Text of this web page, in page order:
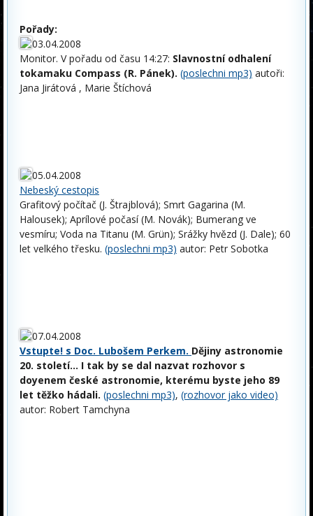
Pořady:
03.04.2008
Monitor. V pořadu od času 14:27: Slavnostní odhalení
tokamaku Compass (R. Pánek). (poslechni mp3) autoři:
Jana Jirátová , Marie Štíchová
05.04.2008
Nebeský cestopis
Grafitový počítač (J. Štrajblová); Smrt Gagarina (M.
Halousek); Aprílové počasí (M. Novák); Bumerang ve
vesmíru; Voda na Titanu (M. Grün); Srážky hvězd (J. Dale); 60
let velkého třesku. (poslechni mp3) autor: Petr Sobotka
07.04.2008
Vstupte! s Doc. Lubošem Perkem. Dějiny astronomie
20. století... I tak by se dal nazvat rozhovor s
doyenem české astronomie, kterému byste jeho 89
let těžko hádali. (poslechni mp3), (rozhovor jako video)
autor: Robert Tamchyna